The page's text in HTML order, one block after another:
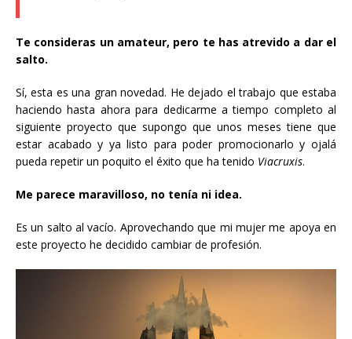
Te consideras un amateur, pero te has atrevido a dar el
salto.
Sí, esta es una gran novedad. He dejado el trabajo que estaba
haciendo hasta ahora para dedicarme a tiempo completo al
siguiente proyecto que supongo que unos meses tiene que
estar acabado y ya listo para poder promocionarlo y ojalá
pueda repetir un poquito el éxito que ha tenido Viacruxis.
Me parece maravilloso, no tenía ni idea.
Es un salto al vacío. Aprovechando que mi mujer me apoya en
este proyecto he decidido cambiar de profesión.